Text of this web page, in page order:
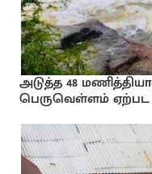
அடுத்த 48
பெருவெள்ளம் ஏற்பட